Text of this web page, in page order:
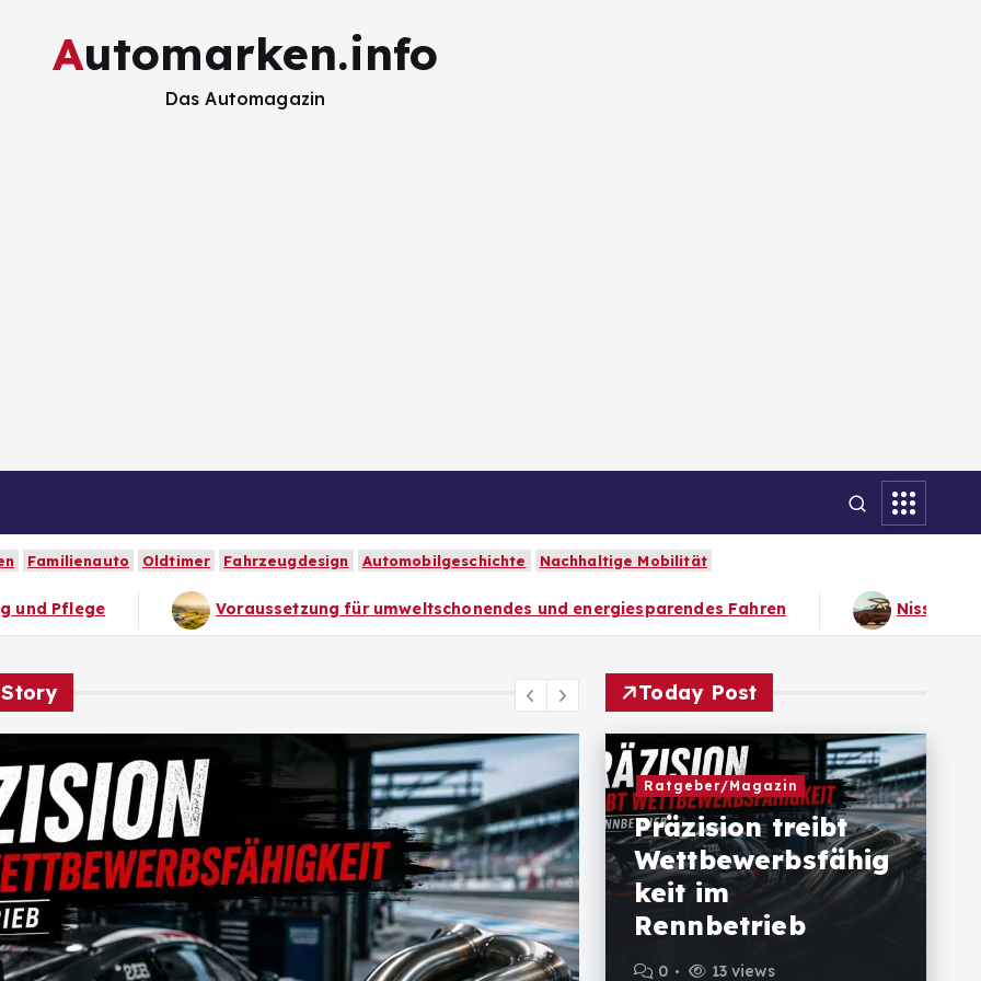
Automarken.info
Das Automagazin
Familienauto Oldtimer Fahrzeugdesign Automobilgeschichte Nachhaltige Mobilität
für umweltschonendes und energiesparendes Fahren Nissan 100NX – „Das sportliche
Today Post
Ratgeber/Magazin
Präzision treibt
Wettbewerbsfähig
keit im
Rennbetrieb
0 13 views